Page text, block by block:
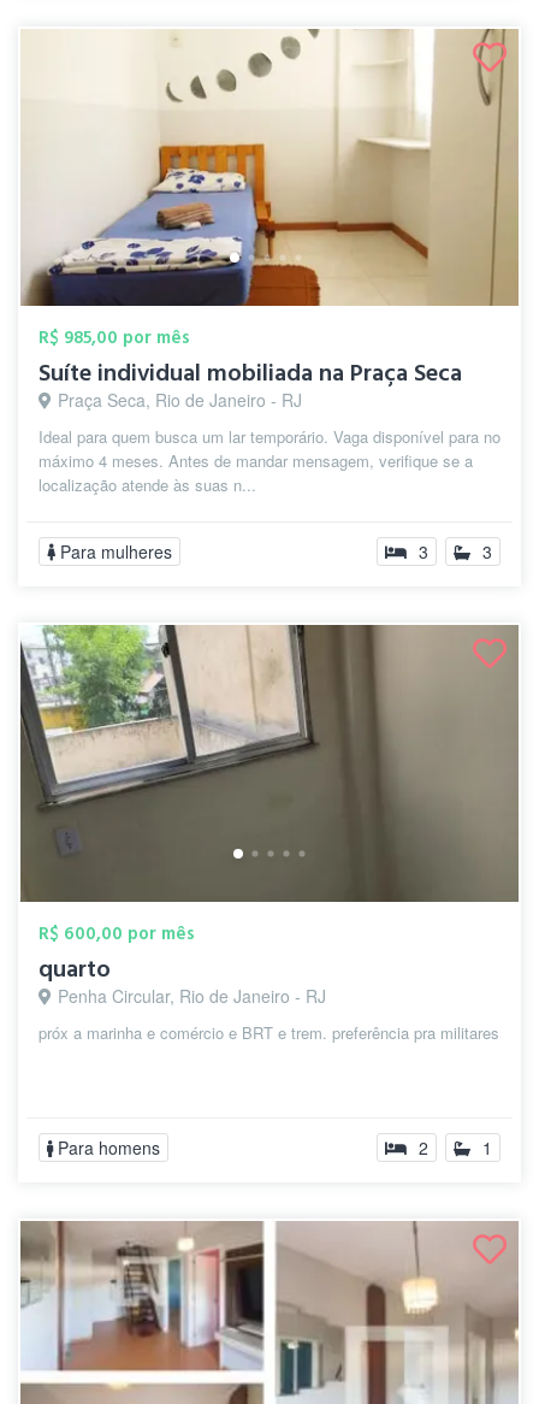
R$ 985,00 por mês
Suíte individual mobiliada na Praça Seca
Praça Seca, Rio de Janeiro - RJ
Ideal para quem busca um lar temporário. Vaga disponível para no
máximo 4 meses. Antes de mandar mensagem, verifique se a
localização atende às suas n...
Para mulheres 3 3
R$ 600,00 por mês
quarto
Penha Circular, Rio de Janeiro - RJ
próx a marinha e comércio e BRT e trem. preferência pra militares
Para homens 2 1